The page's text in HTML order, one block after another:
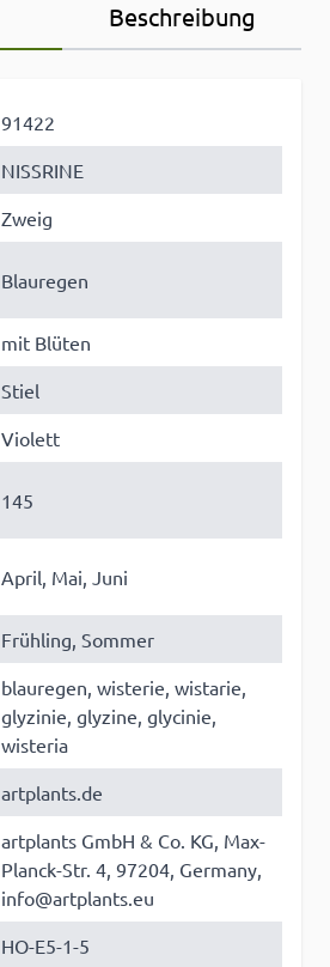
Beschreibung
91422
NISSRINE
Zweig
Blauregen
mit Blüten
Stiel
Violett
145
April, Mai, Juni
Frühling, Sommer
blauregen, wisterie, wistarie,
glyzinie, glyzine, glycinie,
wisteria
artplants.de
artplants GmbH & Co. KG, Max-
Planck-Str. 4, 97204, Germany,
info@artplants.eu
HO-E5-1-5